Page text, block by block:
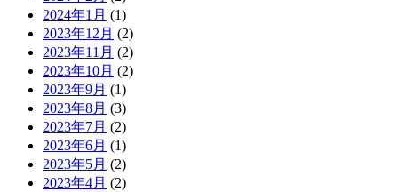
2024年1月 (1)
2023年12月 (2)
2023年11月 (2)
2023年10月 (2)
2023年9月 (1)
2023年8月 (3)
2023年7月 (2)
2023年6月 (1)
2023年5月 (2)
2023年4月 (2)